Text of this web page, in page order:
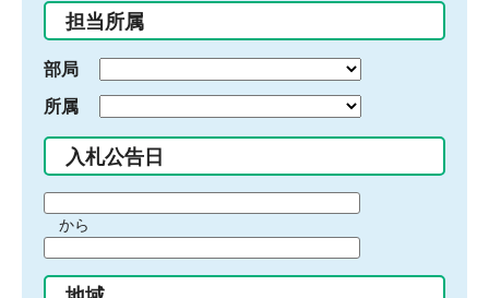
入
力
担当所属
部局
所属
入札公告日
間
始
から
間